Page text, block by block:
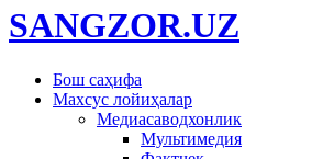
SANGZOR.UZ
Бош саҳифа
Махсус лойиҳалар
Медиасаводхонлик
Мультимедия